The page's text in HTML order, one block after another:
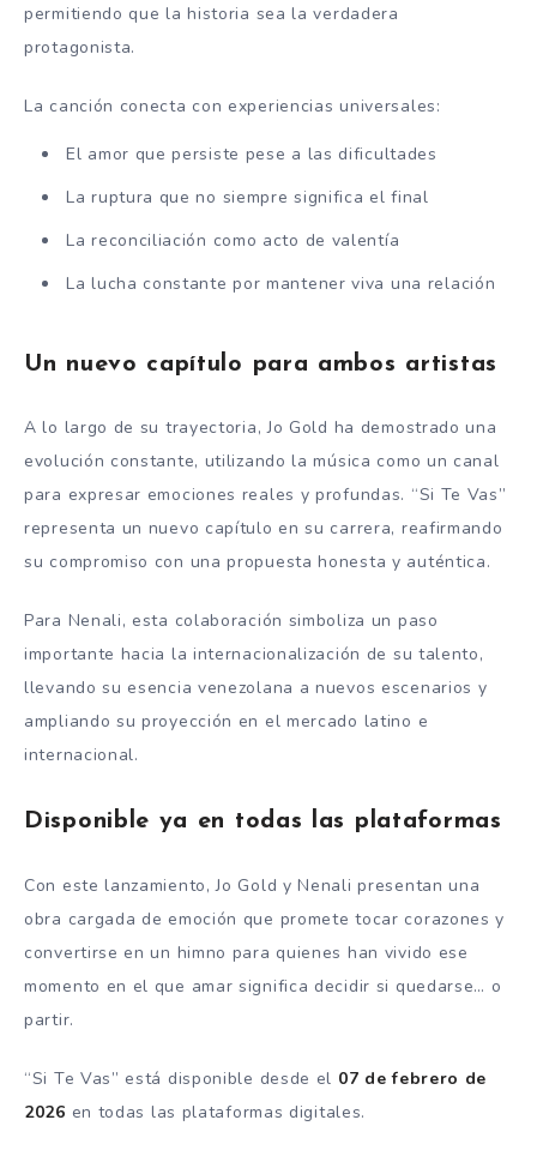
permitiendo que la historia sea la verdadera
protagonista.
La canción conecta con experiencias universales:
El amor que persiste pese a las dificultades
La ruptura que no siempre significa el final
La reconciliación como acto de valentía
La lucha constante por mantener viva una relación
Un nuevo capítulo para ambos artistas
A lo largo de su trayectoria, Jo Gold ha demostrado una
evolución constante, utilizando la música como un canal
para expresar emociones reales y profundas. “Si Te Vas”
representa un nuevo capítulo en su carrera, reafirmando
su compromiso con una propuesta honesta y auténtica.
Para Nenali, esta colaboración simboliza un paso
importante hacia la internacionalización de su talento,
llevando su esencia venezolana a nuevos escenarios y
ampliando su proyección en el mercado latino e
internacional.
Disponible ya en todas las plataformas
Con este lanzamiento, Jo Gold y Nenali presentan una
obra cargada de emoción que promete tocar corazones y
convertirse en un himno para quienes han vivido ese
momento en el que amar significa decidir si quedarse… o
partir.
“Si Te Vas” está disponible desde el 07 de febrero de
2026 en todas las plataformas digitales.